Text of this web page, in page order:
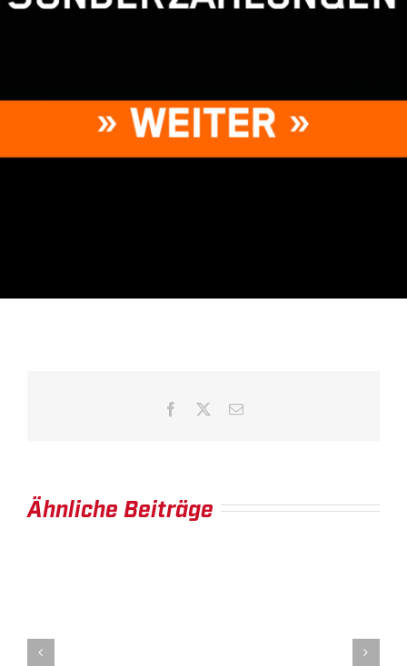
Facebook E-
Ähnliche Beiträge